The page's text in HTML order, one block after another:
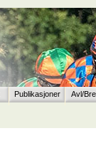
Publikasjoner Avl/